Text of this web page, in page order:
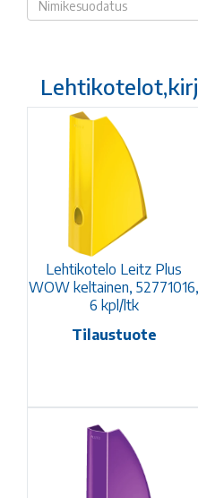
Lehtikotelo Leitz Plus
WOW keltainen, 52771016,
6 kpl/ltk
Tilaustuote